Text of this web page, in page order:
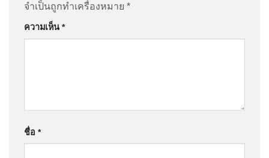
จำเป็นถูกทำเครื่องหมาย *
ความเห็น *
ชื่อ *